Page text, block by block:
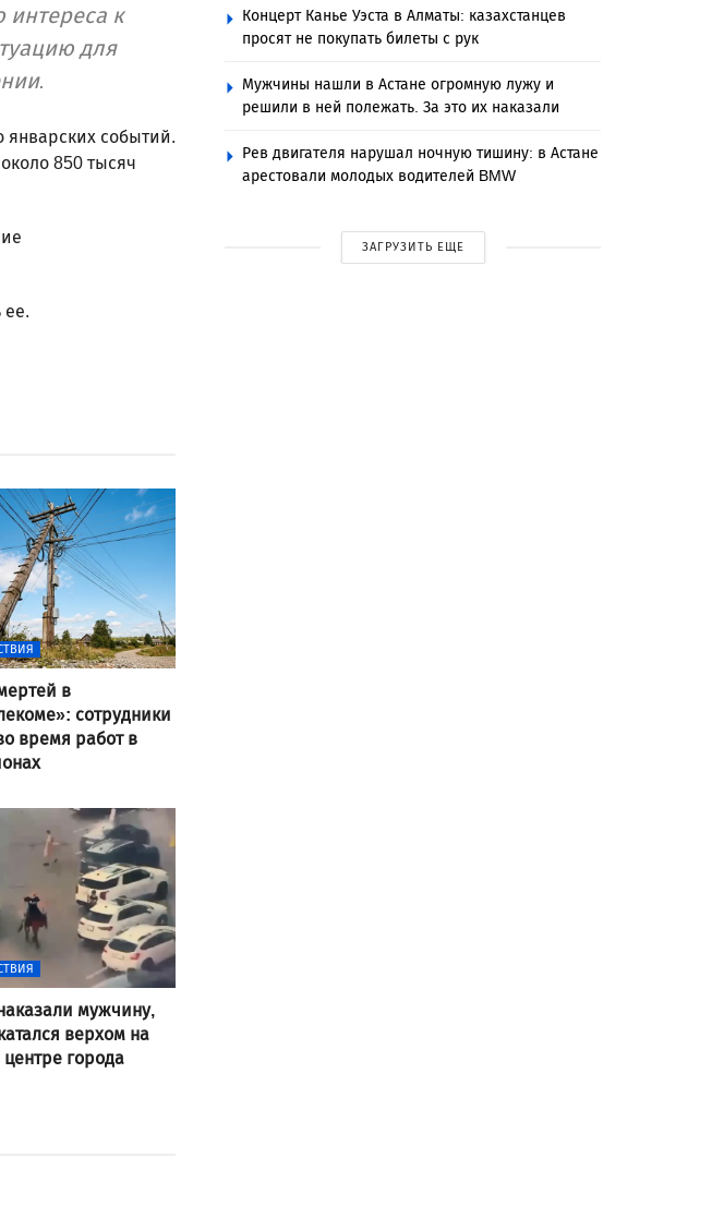
интереса к
для
событий.
850 тысяч
ее.
в
сотрудники
время работ в
мужчину,
верхом на
города
Концерт Канье Уэста в Алматы: казахстанцев
просят не покупать билеты с рук
Мужчины нашли в Астане огромную лужу и
решили в ней полежать. За это их наказали
Рев двигателя нарушал ночную тишину: в Астане
арестовали молодых водителей BMW
ЗАГРУЗИТЬ ЕЩЕ